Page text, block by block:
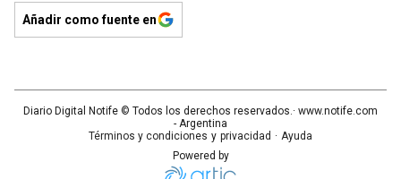
Añadir como fuente en
Diario Digital Notife © Todos los derechos reservados.· www.notife.com
- Argentina
Términos y condiciones y privacidad · Ayuda
Powered by